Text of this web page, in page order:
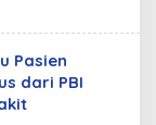
Pasien
dari PBI